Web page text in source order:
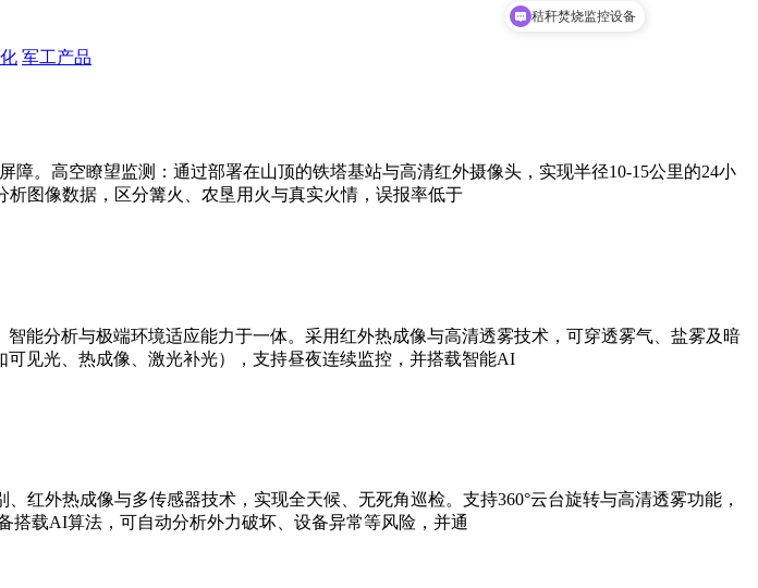
军工产品
。高空瞭望监测：通过部署在山顶的铁塔基站与高清红外摄像头，实现半径10-15公里的24小
图像数据，区分篝火、农垦用火与真实火情，误报率低于
能分析与极端环境适应能力于一体。采用红外热成像与高清透雾技术，可穿透雾气、盐雾及暗
见光、热成像、激光补光），支持昼夜连续监控，并搭载智能AI
红外热成像与多传感器技术，实现全天候、无死角巡检。支持360°云台旋转与高清透雾功能，
搭载AI算法，可自动分析外力破坏、设备异常等风险，并通
秸秆焚烧监控设备